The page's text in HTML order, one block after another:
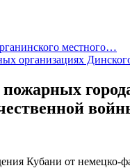
местного…
организациях
Кубани от немецко-